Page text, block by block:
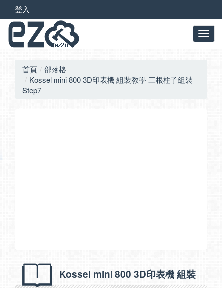
登入
首頁
部落格
Kossel mini 800 3D印表機 組裝教學 三根柱子組裝
Step7
Kossel mini 800 3D印表機 組裝